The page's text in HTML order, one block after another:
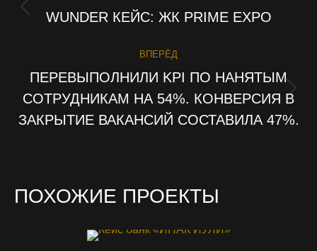
NAVIGATION
Previous
WUNDER КЕЙС: ЖК PRIME EXPO
ВПЕРЁД
Next
project:
ПЕРЕВЫПОЛНИЛИ KPI ПО НАНЯТЫМ
СОТРУДНИКАМ НА 54%. КОНВЕРСИЯ В
ЗАКРЫТИЕ ВАКАНСИЙ СОСТАВИЛА 47%.
ПОХОЖИЕ ПРОЕКТЫ